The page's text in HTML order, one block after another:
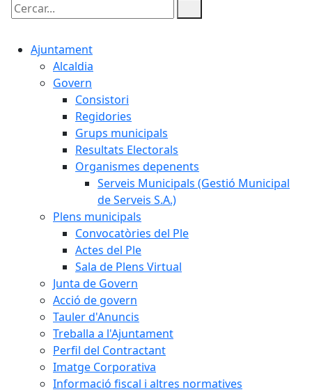
Cercar:
Ajuntament
Alcaldia
Govern
Consistori
Regidories
Grups municipals
Resultats Electorals
Organismes depenents
Serveis Municipals (Gestió Municipal
de Serveis S.A.)
Plens municipals
Convocatòries del Ple
Actes del Ple
Sala de Plens Virtual
Junta de Govern
Acció de govern
Tauler d'Anuncis
Treballa a l'Ajuntament
Perfil del Contractant
Imatge Corporativa
Informació fiscal i altres normatives